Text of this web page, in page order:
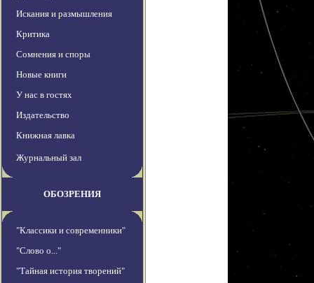
Искания и размышления
Критика
Сомнения и споры
Новые книги
У нас в гостях
Издательство
Книжная лавка
Журнальный зал
ОБОЗРЕНИЯ
"Классики и современники"
"Слово о..."
"Тайная история творений"